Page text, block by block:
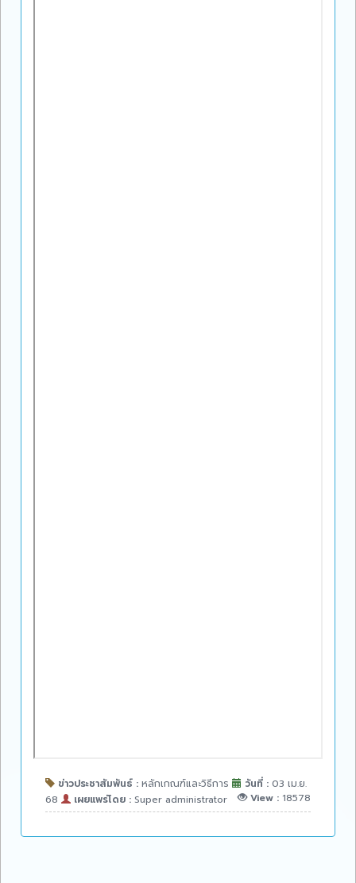
ข่าวประชาสัมพันธ์ : หลักเกณฑ์และวิธีการ วันที่ : 03 เม.ย.
68
เผยแพร่โดย : Super administrator View : 18578